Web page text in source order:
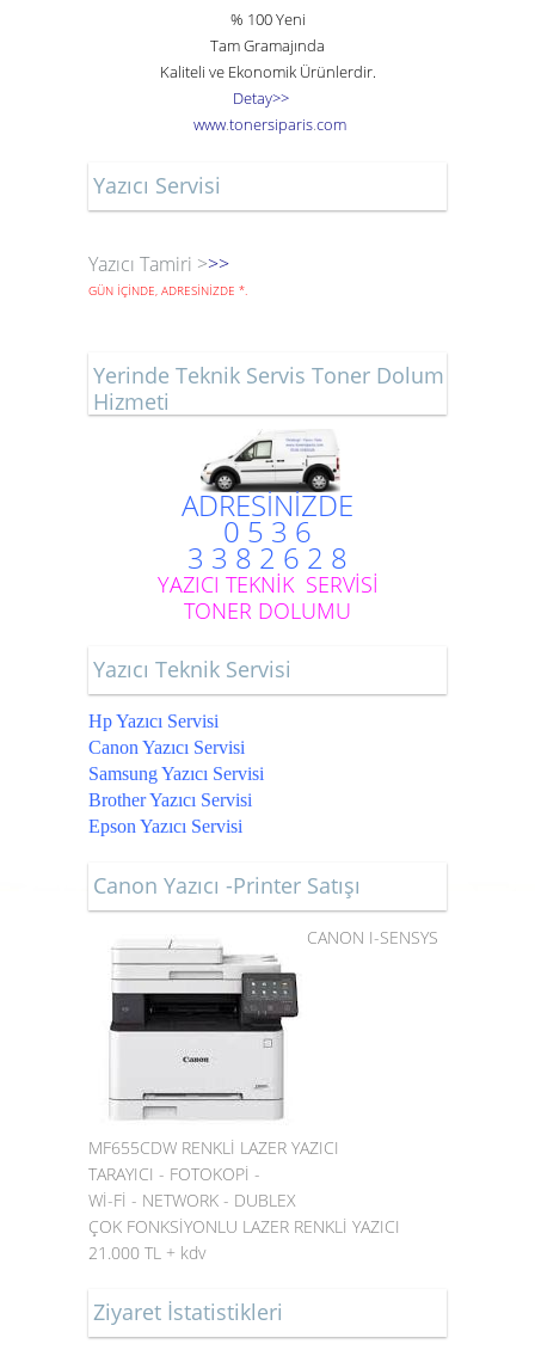
% 100 Yeni
Tam Gramajında
Kaliteli ve Ekonomik Ürünlerdir.
Detay>>
www.tonersiparis.com
Yazıcı Servisi
Yazıcı Tamiri >>>
GÜN İÇİNDE, ADRESİNİZDE *.
Yerinde Teknik Servis Toner Dolum
Hizmeti
ADRESİNİZDE
0 5 3 6
3 3 8 2 6 2 8
YAZICI TEKNİK SERVİSİ
TONER DOLUMU
Yazıcı Teknik Servisi
Hp Yazıcı Servisi
Canon Yazıcı Servisi
Samsung Yazıcı Servisi
Brother Yazıcı Servisi
Epson Yazıcı Servisi
Canon Yazıcı -Printer Satışı
CANON I-SENSYS
MF655CDW RENKLİ LAZER YAZICI
TARAYICI - FOTOKOPİ -
Wİ-Fİ - NETWORK - DUBLEX
ÇOK FONKSİYONLU LAZER RENKLİ YAZICI
21.000 TL + kdv
Ziyaret İstatistikleri